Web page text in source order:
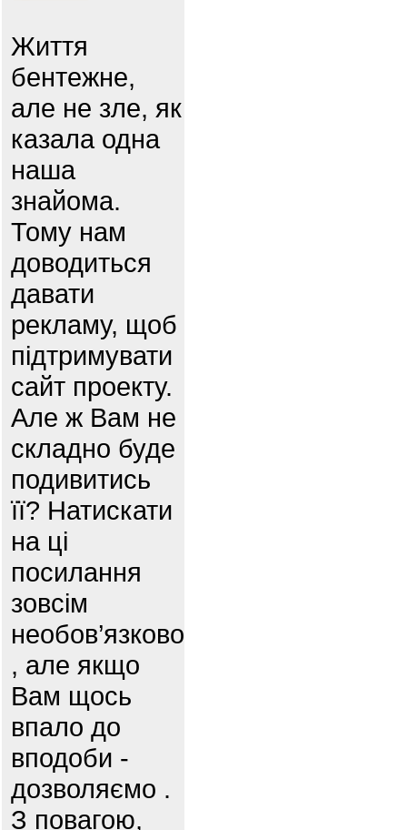
Життя
бентежне,
але не зле, як
казала одна
наша
знайома.
Тому нам
доводиться
давати
рекламу, щоб
підтримувати
сайт проекту.
Але ж Вам не
складно буде
подивитись
її? Натискати
на ці
посилання
зовсім
необов’язково
, але якщо
Вам щось
впало до
вподоби -
дозволяємо .
З повагою,